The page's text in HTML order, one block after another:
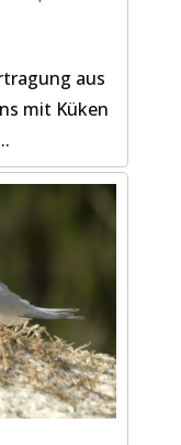
aus
mit Küken